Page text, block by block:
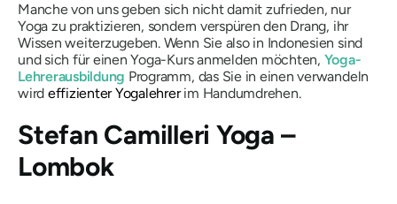
Manche von uns geben sich nicht damit zufrieden, nur
Yoga zu praktizieren, sondern verspüren den Drang, ihr
Wissen weiterzugeben. Wenn Sie also in Indonesien sind
und sich für einen Yoga-Kurs anmelden möchten, Yoga-
Lehrerausbildung Programm, das Sie in einen verwandeln
wird effizienter Yogalehrerim Handumdrehen.
Stefan Camilleri Yoga –
Lombok